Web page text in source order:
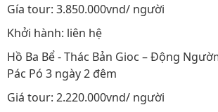
Gía tour: 3.850.000vnd/ người
Khởi hành: liên hệ
Hồ Ba Bể - Thác Bản Gioc – Động
Pác Pó 3 ngày 2 đêm
Giá tour: 2.220.000vnd/ người